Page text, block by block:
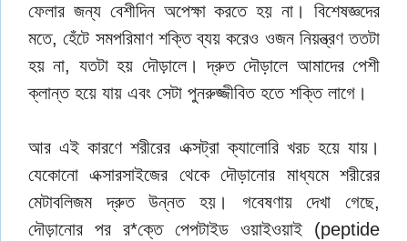
ফেলার জন্য বেশীদিন অপেক্ষা করতে হয় না। বিশেষজ্ঞদের
মতে, হেঁটে সমপরিমাণ শক্তি ব্যয় করেও ওজন নিয়ন্ত্রণ ততটা
হয় না, যতটা হয় দৌড়ালে। দ্রুত দৌড়ালে আমাদের পেশী
ক্লান্ত হয়ে যায় এবং সেটা পুনরুজ্জীবিত হতে শক্তি লাগে।
আর এই কারণে শরীরের এক্সট্রা ক্যালোরি খরচ হয়ে যায়।
যেকোনো এক্সারসাইজের থেকে দৌড়ানোর মাধ্যমে শরীরের
মেটাবলিজম দ্রুত উন্নত হয়। গবেষণায় দেখা গেছে,
দৌড়ানোর পর র*ক্তে পেপটাইড ওয়াইওয়াই (peptide